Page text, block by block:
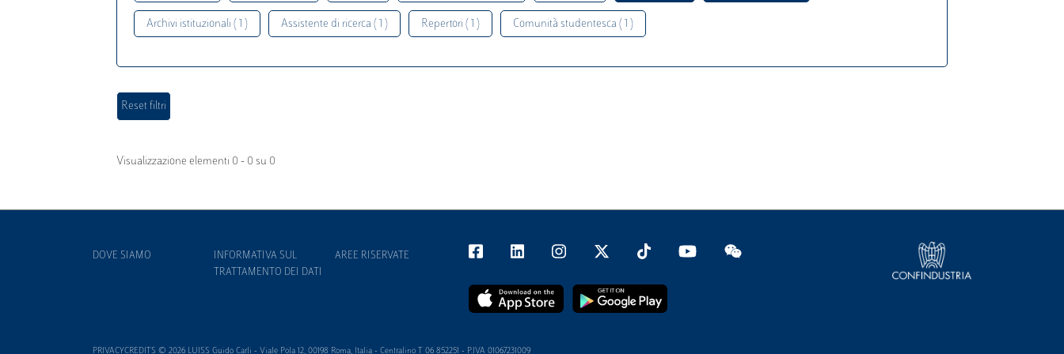
Archivi istituzionali ( 1 ) Assistente di ricerca ( 1 ) Repertori ( 1 ) Comunità studentesca ( 1 )
Visualizzazione elementi 0 - 0 su 0
DOVE SIAMO
INFORMATIVA SUL
TRATTAMENTO DEI DATI
AREE RISERVATE
PRIVACYCREDITS © 2026 LUISS Guido Carli - Viale Pola 12, 00198 Roma, Italia - Centralino T 06 852251 - P.IVA 01067231009